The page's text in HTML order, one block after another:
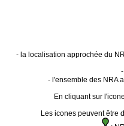
- la localisation approchée du
- l'ensemble des NRA
En cliquant sur
Les icones peuvent être